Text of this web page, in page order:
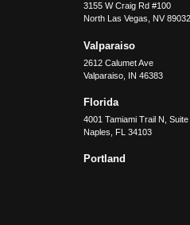
3155 W Craig Rd #100
North Las Vegas
NV 89032
Valparaiso
2612 Calumet Ave
Valparaiso, IN 46383
Florida
4001 Tamiami Trail N, Suite
Naples
FL 34103
Portland